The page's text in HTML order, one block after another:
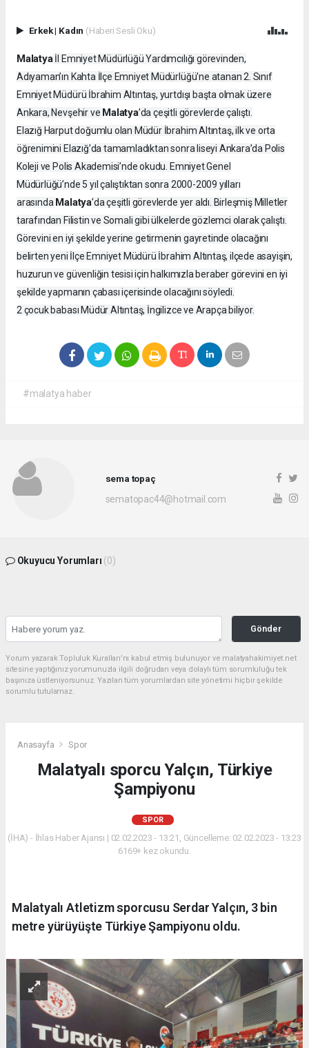
Erkek| Kadın (Haberi Sesli Oku)
Malatyaİl Emniyet Müdürlüğü Yardımcılığı görevinden,
Adıyaman’ın Kahta İlçe Emniyet Müdürlüğü'ne atanan 2. Sınıf
Emniyet Müdürü İbrahim Altıntaş, yurtdışı başta olmak üzere
Ankara, Nevşehir ve Malatya’da çeşitli görevlerde çalıştı.
Elazığ Harput doğumlu olan Müdür İbrahim Altıntaş, ilk ve orta
öğrenimini Elazığ’da tamamladıktan sonra liseyi Ankara’da Polis
Koleji ve Polis Akademisi’nde okudu. Emniyet Genel
Müdürlüğü’nde 5 yıl çalıştıktan sonra 2000-2009 yılları
arasında Malatya’da çeşitli görevlerde yer aldı. Birleşmiş Milletler
tarafından Filistin ve Somali gibi ülkelerde gözlemci olarak çalıştı.
Görevini en iyi şekilde yerine getirmenin gayretinde olacağını
belirten yeni İlçe Emniyet Müdürü İbrahim Altıntaş, ilçede asayişin,
huzurun ve güvenliğin tesisi için halkımızla beraber görevini en iyi
şekilde yapmanın çabası içerisinde olacağını söyledi.
2 çocuk babası Müdür Altıntaş, İngilizce ve Arapça biliyor.
#malatya haber
sema topaç
sematopac44@hotmail.com
Okuyucu Yorumları (0)
Gönder
Yorum yazarak Topluluk Kuralları’nı kabul etmiş bulunuyor ve malatyahakimiyet.net
sitesine yaptığınız yorumunuzla ilgili doğrudan veya dolaylı tüm sorumluluğu tek
başınıza üstleniyorsunuz. Yazılan tüm yorumlardan site yönetimi hiçbir şekilde
sorumlu tutulamaz.
Anasayfa Spor
Malatyalı sporcu Yalçın, Türkiye
Şampiyonu
SPOR
(İHA) - İhlas Haber Ajansı | 02.02.2023 - 13:21, Güncelleme: 02.02.2023 - 13:23
6169+ kez okundu.
Malatyalı Atletizm sporcusu Serdar Yalçın, 3 bin
metre yürüyüşte Türkiye Şampiyonu oldu.